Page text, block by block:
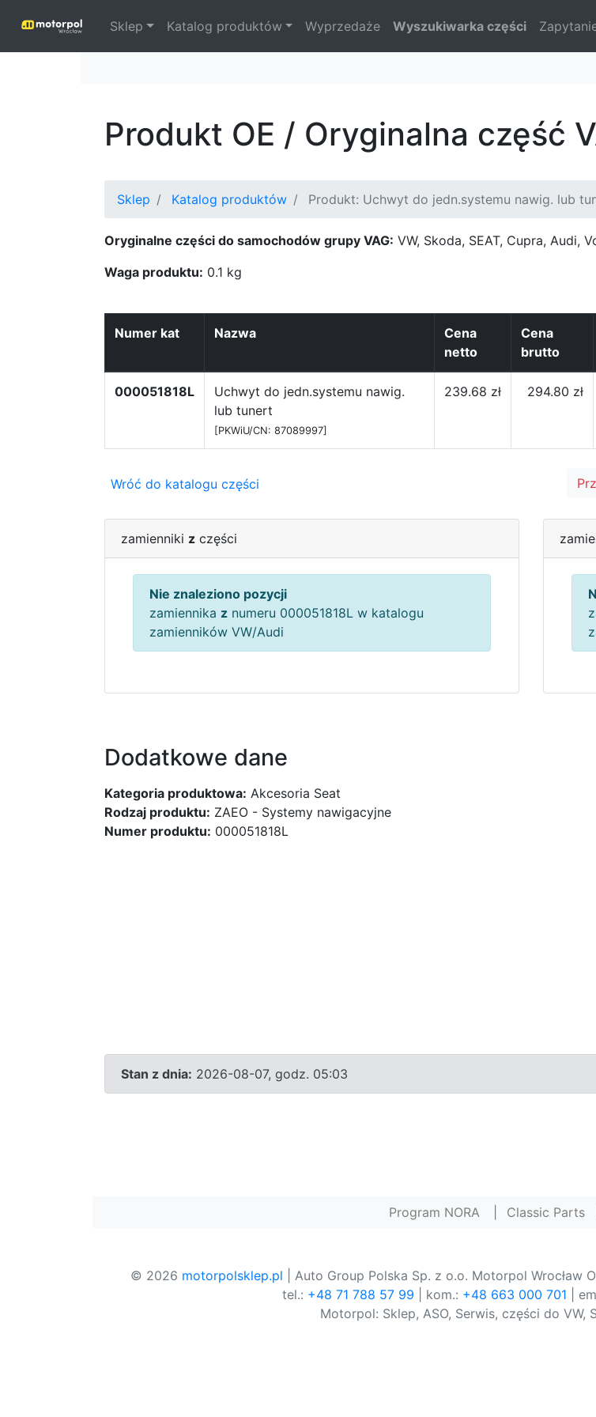
Sklep Katalog produktów Wyprzedaże Wyszukiwarka części
Produkt OE / Oryginalna część
Sklep Katalog produktów Produkt: Uchwyt do jedn.systemu nawig. lub
Oryginalne części do samochodów grupy VAG: VW, Skoda, SEAT, Cupra, Audi,
Waga produktu: 0.1 kg
Numer kat Nazwa
Cena
netto
Cena
brutto
000051818L
Uchwyt do jedn.systemu nawig.
lub tunert
[PKWiU/CN: 87089997]
239.68 zł 294.80 zł
Wróć do katalogu części
zamienniki z części
Nie znaleziono pozycji
zamiennika z numeru 000051818L w katalogu
zamienników VW/Audi
Dodatkowe dane
Kategoria produktowa: Akcesoria Seat
Rodzaj produktu: ZAEO - Systemy nawigacyjne
Numer produktu: 000051818L
Stan z dnia: 2026-08-07, godz. 05:03
Program NORA Classic Parts
© 2026 motorpolsklep.pl | Auto Group Polska Sp. z o.o. Motorpol Wrocław
tel.: +48 71 788 57 99 | kom.: +48 663 000 701 |
Motorpol: Sklep, ASO, Serwis, części do VW,